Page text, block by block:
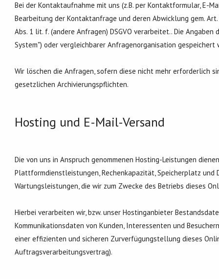
Bei der Kontaktaufnahme mit uns (z.B. per Kontaktformular, E-
Bearbeitung der Kontaktanfrage und deren Abwicklung gem.
Abs. 1 lit. f. (andere Anfragen) DSGVO verarbeitet.. Die
System") oder vergleichbarer Anfragenorganisation gespeichert
Wir löschen die Anfragen, sofern diese nicht mehr erforderlich
gesetzlichen Archivierungspflichten.
Hosting und E-Mail-Versand
Die von uns in Anspruch genommenen Hosting-Leistungen
Plattformdienstleistungen, Rechenkapazität, Speicherplatz und
Wartungsleistungen, die wir zum Zwecke des Betriebs dieses
Hierbei verarbeiten wir, bzw. unser Hostinganbieter
Kommunikationsdaten von Kunden, Interessenten und
einer effizienten und sicheren Zurverfügungstellung dieses
Auftragsverarbeitungsvertrag).